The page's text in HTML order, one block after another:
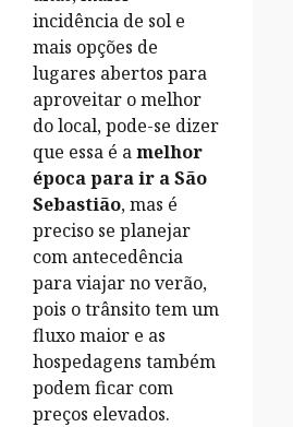
incidência de sol e
mais opções de
lugares abertos para
aproveitar o melhor
do local, pode-se dizer
que essa é amelhor
época para ir a São
Sebastião, mas é
preciso se planejar
com antecedência
para viajar no verão,
pois o trânsito tem um
fluxo maior e as
hospedagens também
podem ficar com
preços elevados.